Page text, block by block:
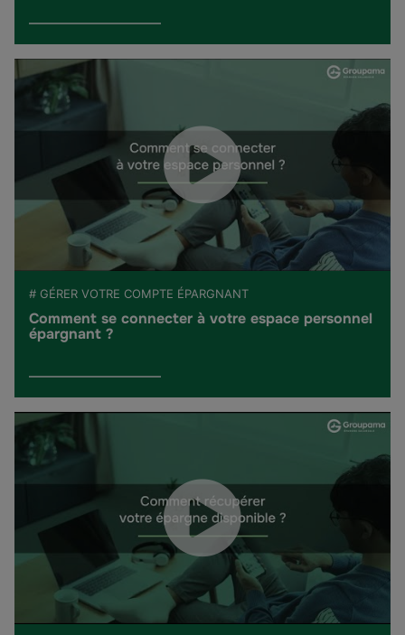
# GÉRER VOTRE COMPTE ÉPARGNANT
Comment se connecter à votre espace personnel
épargnant ?